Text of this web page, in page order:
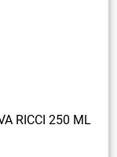
RICCI 250 ML